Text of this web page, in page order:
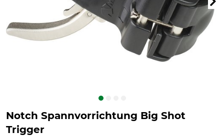
Notch Spannvorrichtung Big Shot
Trigger